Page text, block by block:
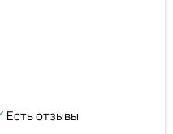
Есть отзывы